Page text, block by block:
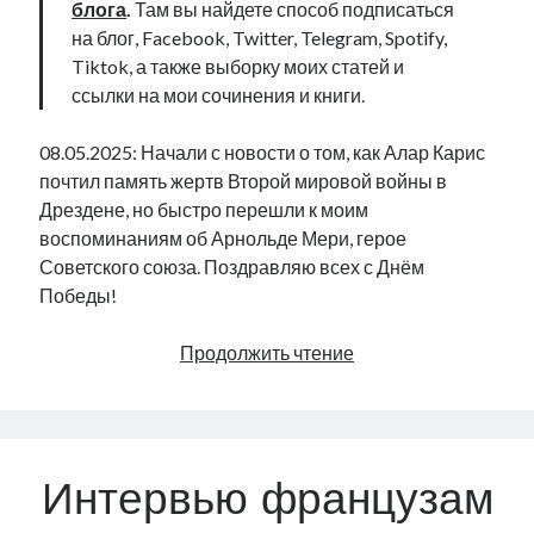
блога. Там вы найдете способ подписаться
на блог, Facebook, Twitter, Telegram, Spotify,
Tiktok, а также выборку моих статей и
ссылки на мои сочинения и книги.
08.05.2025: Начали с новости о том, как Алар Карис
почтил память жертв Второй мировой войны в
Дрездене, но быстро перешли к моим
воспоминаниям об Арнольде Мери, герое
Советского союза. Поздравляю всех с Днём
Победы!
Продолжить чтениеДень
|
Интервью французам